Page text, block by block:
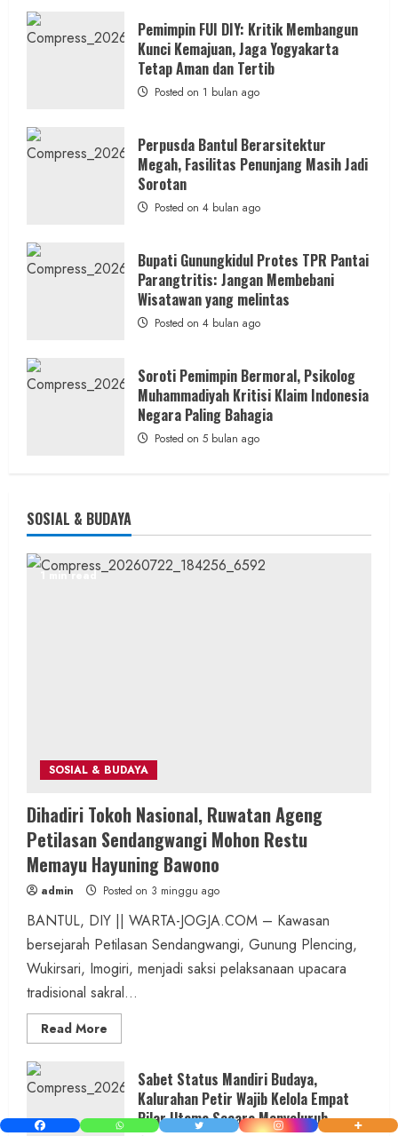
Gedung
KDMP
Rp1,6
Miliar,
Diduga
Hanya
Separuhnya
Kontraktor:
Ketum
PWRI
Minta
Pemimpin FUI DIY: Kritik Membangun
Kunci Kemajuan, Jaga Yogyakarta
Tetap Aman dan Tertib
Posted on 1 bulan ago
Perpusda Bantul Berarsitektur
Megah, Fasilitas Penunjang Masih Jadi
Sorotan
Posted on 4 bulan ago
Bupati Gunungkidul Protes TPR Pantai
Parangtritis: Jangan Membebani
Wisatawan yang melintas
Posted on 4 bulan ago
Soroti Pemimpin Bermoral, Psikolog
Muhammadiyah Kritisi Klaim Indonesia
Negara Paling Bahagia
Posted on 5 bulan ago
SOSIAL & BUDAYA
1 min read
SOSIAL & BUDAYA
Dihadiri Tokoh Nasional, Ruwatan Ageng
Petilasan Sendangwangi Mohon Restu
Memayu Hayuning Bawono
admin Posted on 3 minggu ago
BANTUL, DIY || WARTA-JOGJA.COM – Kawasan
bersejarah Petilasan Sendangwangi, Gunung Plencing,
Wukirsari, Imogiri, menjadi saksi pelaksanaan upacara
tradisional sakral...
Read More
more
Tokoh
Nasional,
Ruwatan
Ageng
Petilasan
Sabet Status Mandiri Budaya,
Kalurahan Petir Wajib Kelola Empat
Pilar Utama Secara Menyeluruh